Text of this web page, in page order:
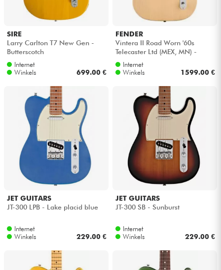
SIRE
Larry Carlton T7 New Gen -
Butterscotch
Internet
Winkels
699.00 €
FENDER
Vintera II Road Worn '60s
Telecaster Ltd (MEX, MN) -
Blonde
Internet
Winkels
1599.00 €
JET GUITARS
JT-300 LPB - Lake placid blue
Internet
Winkels
229.00 €
JET GUITARS
JT-300 SB - Sunburst
Internet
Winkels
229.00 €